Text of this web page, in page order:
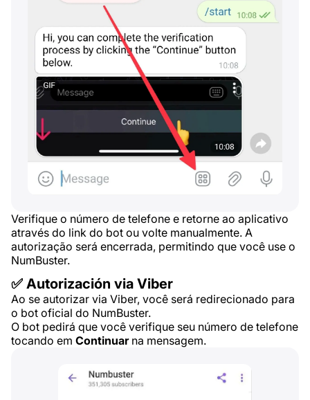
Verifique o número de telefone e retorne ao aplicativo
através do link do bot ou volte manualmente. A
autorização será encerrada, permitindo que você use o
NumBuster.
✅ Autorización via Viber
Ao se autorizar via Viber, você será redirecionado para
o bot oficial do NumBuster.
O bot pedirá que você verifique seu número de telefone
tocando em Continuarna mensagem.